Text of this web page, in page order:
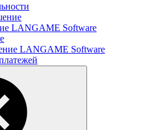
LANGAME Software
LANGAME Software